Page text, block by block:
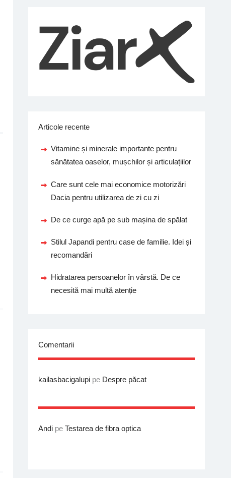
Articole recente
Vitamine și minerale importante pentru
sănătatea oaselor, mușchilor și articulațiilor
Care sunt cele mai economice motorizări
Dacia pentru utilizarea de zi cu zi
De ce curge apă pe sub mașina de spălat
Stilul Japandi pentru case de familie. Idei și
recomandări
Hidratarea persoanelor în vârstă. De ce
necesită mai multă atenție
Comentarii
kailasbacigalupi pe Despre păcat
Andi pe Testarea de fibra optica